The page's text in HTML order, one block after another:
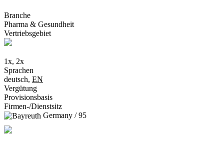
Branche
Pharma & Gesundheit
Vertriebsgebiet
1x, 2x
Sprachen
deutsch, EN
Vergütung
Provisionsbasis
Firmen-/Dienstsitz
Germany / 95